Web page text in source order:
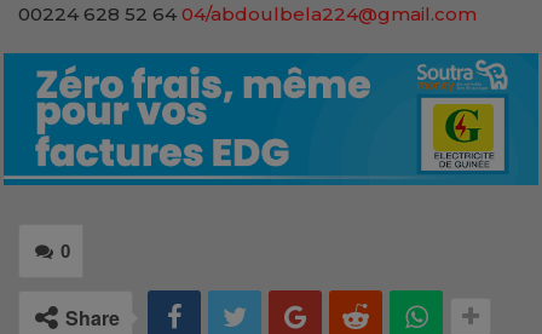
00224 628 52 64 04/abdoulbela224@gmail.com
0
Share